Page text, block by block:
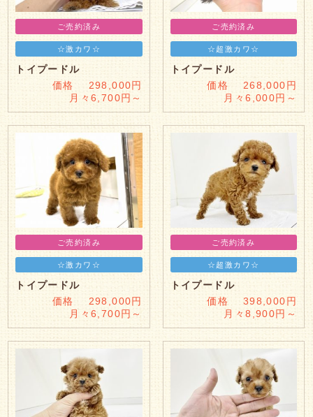
ご売約済み
☆激カワ☆
トイプードル
価格 298,000円
月々6,700円～
ご売約済み
☆超激カワ☆
トイプードル
価格 268,000円
月々6,000円～
ご売約済み
☆激カワ☆
トイプードル
価格 298,000円
月々6,700円～
ご売約済み
☆超激カワ☆
トイプードル
価格 398,000円
月々8,900円～